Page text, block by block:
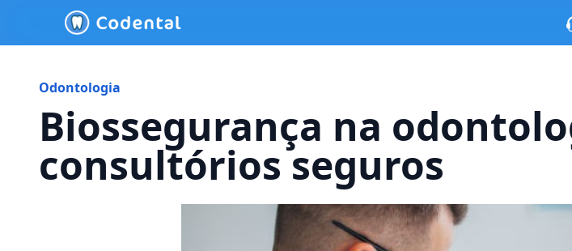
Odontologia
Biossegurança na
consultórios seguros